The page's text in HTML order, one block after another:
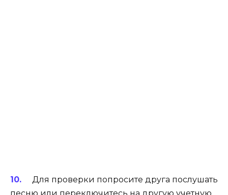
Для проверки попросите друга послушать